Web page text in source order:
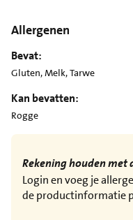
Allergenen
Bevat:
Gluten, Melk, Tarwe
Kan bevatten:
Rogge
Rekening houden met
Login en voeg je
de productinformatie